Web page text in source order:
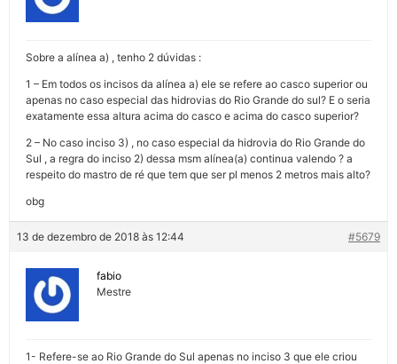
Sobre a alínea a) , tenho 2 dúvidas :
1 – Em todos os incisos da alínea a) ele se refere ao casco superior ou
apenas no caso especial das hidrovias do Rio Grande do sul? E o seria
exatamente essa altura acima do casco e acima do casco superior?
2 – No caso inciso 3) , no caso especial da hidrovia do Rio Grande do
Sul , a regra do inciso 2) dessa msm alínea(a) continua valendo ? a
respeito do mastro de ré que tem que ser pl menos 2 metros mais alto?
obg
13 de dezembro de 2018 às 12:44 #5679
fabio
Mestre
1- Refere-se ao Rio Grande do Sul apenas no inciso 3 que ele criou